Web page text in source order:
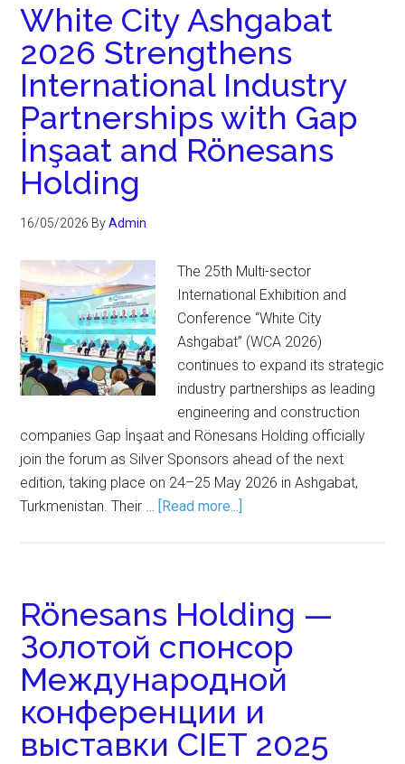
White City Ashgabat
2026 Strengthens
International Industry
Partnerships with Gap
İnşaat and Rönesans
Holding
16/05/2026 ByAdmin
The 25th Multi-sector
International Exhibition and
Conference “White City
Ashgabat” (WCA 2026)
continues to expand its strategic
industry partnerships as leading
engineering and construction
companies Gap İnşaat and Rönesans Holding officially
join the forum as Silver Sponsors ahead of the next
edition, taking place on 24–25 May 2026 in Ashgabat,
Turkmenistan. Their … [Read more...]
Rönesans Holding —
Золотой спонсор
Международной
конференции и
выставки CIET 2025